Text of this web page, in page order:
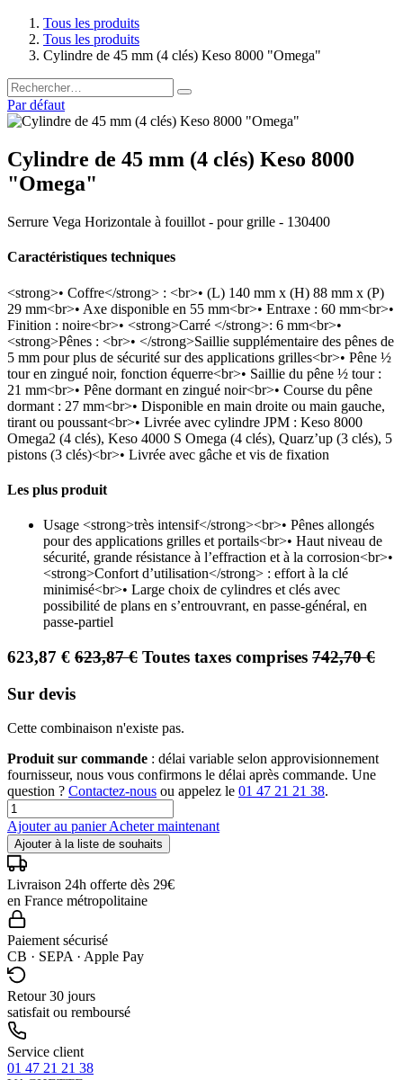
Tous les produits
Tous les produits
Cylindre de 45 mm (4 clés) Keso 8000 "Omega"
Par défaut
Cylindre de 45 mm (4 clés) Keso 8000
"Omega"
Serrure Vega Horizontale à fouillot - pour grille - 130400
Caractéristiques techniques
<strong>• Coffre</strong> : <br>• (L) 140 mm x (H) 88 mm x (P)
29 mm<br>• Axe disponible en 55 mm<br>• Entraxe : 60 mm<br>•
Finition : noire<br>• <strong>Carré </strong>: 6 mm<br>•
<strong>Pênes : <br>• </strong>Saillie supplémentaire des pênes de
5 mm pour plus de sécurité sur des applications grilles<br>• Pêne ½
tour en zingué noir, fonction équerre<br>• Saillie du pêne ½ tour :
21 mm<br>• Pêne dormant en zingué noir<br>• Course du pêne
dormant : 27 mm<br>• Disponible en main droite ou main gauche,
tirant ou poussant<br>• Livrée avec cylindre JPM : Keso 8000
Omega2 (4 clés), Keso 4000 S Omega (4 clés), Quarz’up (3 clés), 5
pistons (3 clés)<br>• Livrée avec gâche et vis de fixation
Les plus produit
Usage <strong>très intensif</strong><br>• Pênes allongés
pour des applications grilles et portails<br>• Haut niveau de
sécurité, grande résistance à l’effraction et à la corrosion<br>•
<strong>Confort d’utilisation</strong> : effort à la clé
minimisé<br>• Large choix de cylindres et clés avec
possibilité de plans en s’entrouvrant, en passe-général, en
passe-partiel
623,87 € 623,87€ Toutes taxes comprises 742,70€
Sur devis
Cette combinaison n'existe pas.
Produit sur commande : délai variable selon approvisionnement
fournisseur, nous vous confirmons le délai après commande. Une
question ? Contactez-nous ou appelez le 01 47 21 21 38.
Ajouter au panierAcheter maintenant
Ajouter à la liste de souhaits
Livraison 24h offerte dès 29€
en France métropolitaine
Paiement sécurisé
CB · SEPA · Apple Pay
Retour 30 jours
satisfait ou remboursé
Service client
01 47 21 21 38